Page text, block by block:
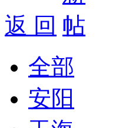
返 回
全部
安阳